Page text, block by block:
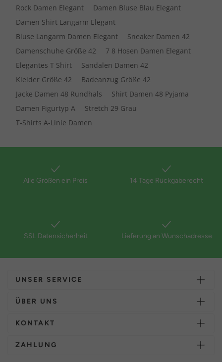
Rock Damen Elegant
Damen Bluse Blau Elegant
Damen Shirt Langarm Elegant
Bluse Langarm Damen Elegant
Sneaker Damen 42
Damenschuhe Größe 42
7 8 Hosen Damen Elegant
Elegantes T Shirt
Sandalen Damen 42
Kleider Größe 42
Badeanzug Größe 42
Jacke Damen 48 Rundhals
Shirt Damen 48 Pyjama
Damen Figurtyp A
Stretch 29 Grau
T-Shirts A-Linie Damen
Alle Größen ein Preis 14 Tage Rückgaberecht
SSL Datensicherheit Lieferung an Wunschadresse
UNSER SERVICE
ÜBER UNS
KONTAKT
ZAHLUNG